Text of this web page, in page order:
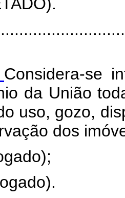
Considera-se
da União
uso, gozo,
dos